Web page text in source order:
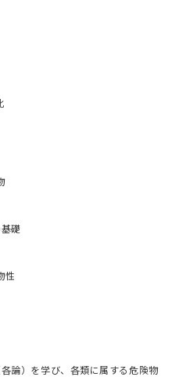
礎
性
論）を学び、各類に属する危険物